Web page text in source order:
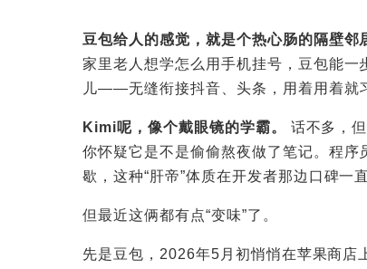
豆包给人的感觉，就是个热心肠的隔壁邻
家里老人想学怎么用手机挂号，豆包能
儿——无缝衔接抖音、头条，用着用着就
Kimi呢，像个戴眼镜的学霸。
话不多，
你怀疑它是不是偷偷熬夜做了笔记。程
歇，这种“肝帝”体质在开发者那边口碑一
但最近这俩都有点“变味”了。
先是豆包，2026年5月初悄悄在苹果商